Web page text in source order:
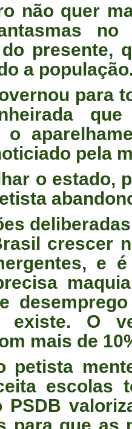
não quer
presente,
a
para
o
pela
o estado,
crescer
e
existe. O
mais de
petista
escolas
PSDB